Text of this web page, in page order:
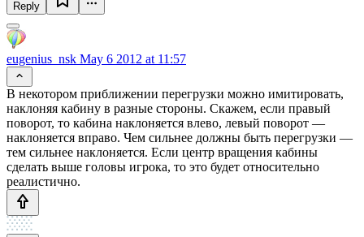
Reply
eugenius_nsk May 6 2012 at 11:57
В некотором приближении перегрузки можно имитировать,
наклоняя кабину в разные стороны. Скажем, если правый
поворот, то кабина наклоняется влево, левый поворот —
наклоняется вправо. Чем сильнее должны быть перегрузки —
тем сильнее наклоняется. Если центр вращения кабины
сделать выше головы игрока, то это будет относительно
реалистично.